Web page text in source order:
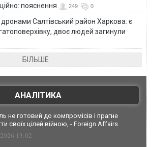
пояснення
249 0
Салтівський район Харкова: є
двоє людей загинули
БІЛЬШЕ
АНАЛІТИКА
не готовий до компромісів і прагне
своїх цілей війною, - Foreign Affairs
13:02